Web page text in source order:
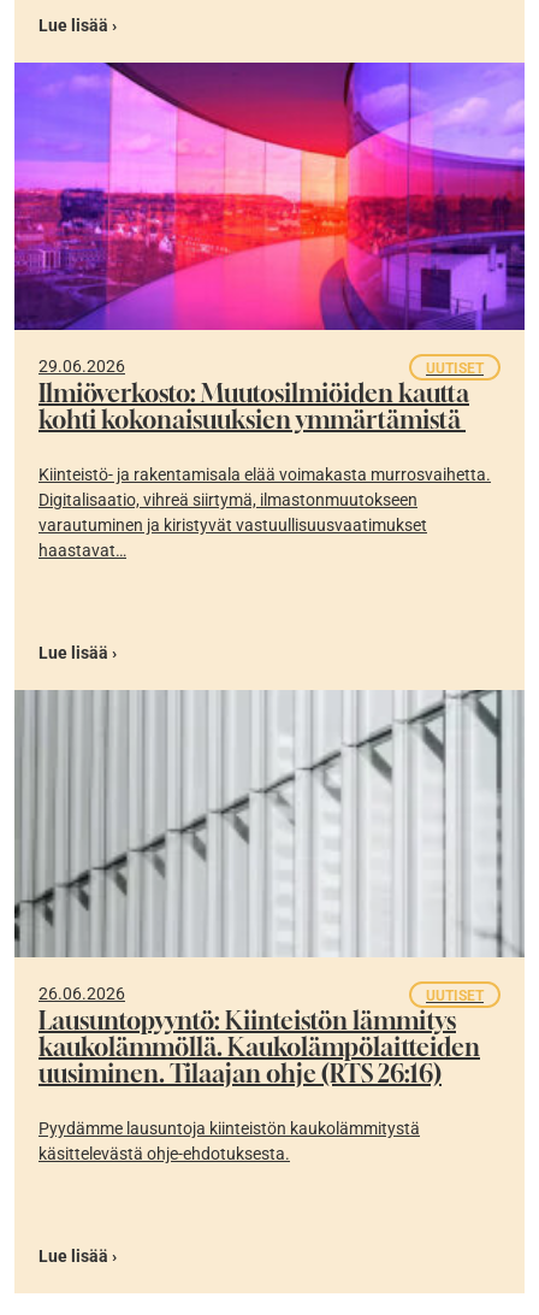
Lue lisää ›
29.06.2026 UUTISET
Ilmiöverkosto: Muutosilmiöiden kautta
kohti kokonaisuuksien ymmärtämistä
Kiinteistö- ja rakentamisala elää voimakasta murrosvaihetta.
Digitalisaatio, vihreä siirtymä, ilmastonmuutokseen
varautuminen ja kiristyvät vastuullisuusvaatimukset
haastavat…
Lue lisää ›
26.06.2026 UUTISET
Lausuntopyyntö: Kiinteistön lämmitys
kaukolämmöllä. Kaukolämpölaitteiden
uusiminen. Tilaajan ohje (RTS 26:16)
Pyydämme lausuntoja kiinteistön kaukolämmitystä
käsittelevästä ohje-ehdotuksesta.
Lue lisää ›